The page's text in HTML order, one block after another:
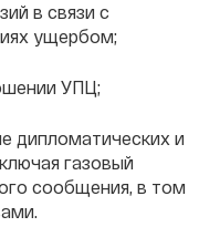
в связи с
ущербом;
УПЦ;
дипломатических и
газовый
сообщения, в том